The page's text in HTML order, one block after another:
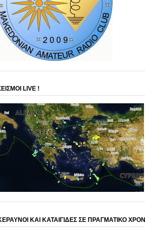
LIVE !
ΚΑΙ ΚΑΤΑΙΓΙΔΕΣ ΣΕ ΠΡΑΓΜΑΤΙΚΟ